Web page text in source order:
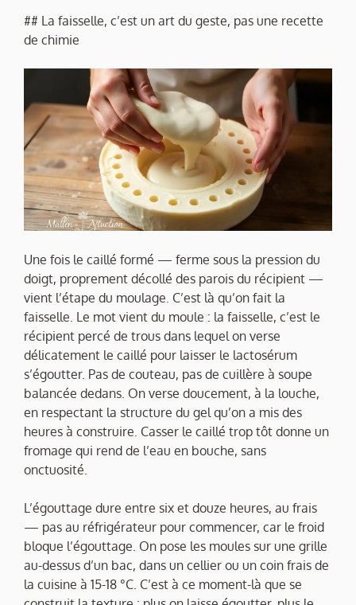
## La faisselle, c’est un art du geste, pas une recette
de chimie
Une fois le caillé formé — ferme sous la pression du
doigt, proprement décollé des parois du récipient —
vient l’étape du moulage. C’est là qu’on fait la
faisselle. Le mot vient du moule : la faisselle, c’est le
récipient percé de trous dans lequel on verse
délicatement le caillé pour laisser le lactosérum
s’égoutter. Pas de couteau, pas de cuillère à soupe
balancée dedans. On verse doucement, à la louche,
en respectant la structure du gel qu’on a mis des
heures à construire. Casser le caillé trop tôt donne un
fromage qui rend de l’eau en bouche, sans
onctuosité.
L’égouttage dure entre six et douze heures, au frais
— pas au réfrigérateur pour commencer, car le froid
bloque l’égouttage. On pose les moules sur une grille
au-dessus d’un bac, dans un cellier ou un coin frais de
la cuisine à 15-18 °C. C’est à ce moment-là que se